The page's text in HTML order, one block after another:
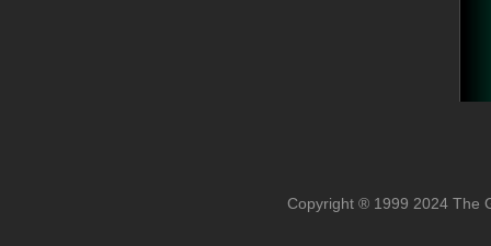
Copyright ® 1999 2024 The